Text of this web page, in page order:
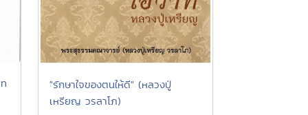
"รักษาใจของตนให้ดี" (หลวงปู่
เหรียญ วรลาโภ)